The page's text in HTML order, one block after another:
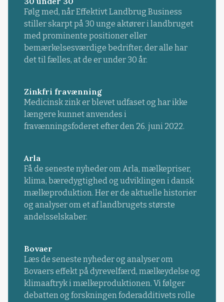
Følg med, når Effektivt Landbrug Business
stiller skarpt på 30 unge aktører i landbruget
med prominente positioner eller
bemærkelsesværdige bedrifter, der alle har
det til fælles, at de er under 30 år.
Zinkfri fravænning
Medicinsk zink er blevet udfaset og har ikke
længere kunnet anvendes i
fravænningsfoderet efter den 26. juni 2022.
Arla
Få de seneste nyheder om Arla, mælkepriser,
klima, bæredygtighed og udviklingen i dansk
mælkeproduktion. Her er de aktuelle historier
og analyser om et af landbrugets største
andelsselskaber.
Bovaer
Læs de seneste nyheder og analyser om
Bovaers effekt på dyrevelfærd, mælkeydelse og
klimaaftryk i mælkeproduktionen. Vi følger
debatten og forskningen foderadditivets rolle